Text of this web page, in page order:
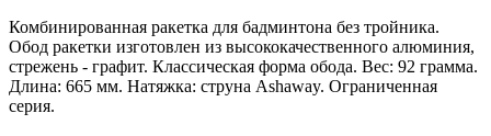
Комбинированная ракетка для бадминтона без тройника.
Обод ракетки изготовлен из высококачественного алюминия,
стрежень - графит. Классическая форма обода. Вес: 92 грамма.
Длина: 665 мм. Натяжка: струна Ashaway. Ограниченная
серия.